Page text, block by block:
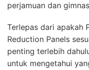
perjamuan dan
Terlepas dari apakah
Reduction Panels
penting terlebih
untuk mengetahui